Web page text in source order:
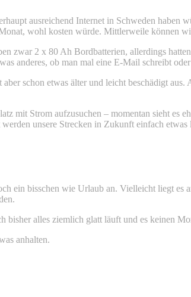
ausreichend Internet in Schweden
wohl kosten würde. Mittlerweile können
zwar 2 x 80 Ah Bordbatterien, allerdings
anderes, ob man mal eine E-Mail schreibt
schon etwas älter und leicht beschädigt
mit Strom aufzusuchen – momentan sieht es
unsere Strecken in Zukunft einfach etwas
ein bisschen wie Urlaub an. Vielleicht liegt
bisher alles ziemlich glatt läuft und es keinen
anhalten.